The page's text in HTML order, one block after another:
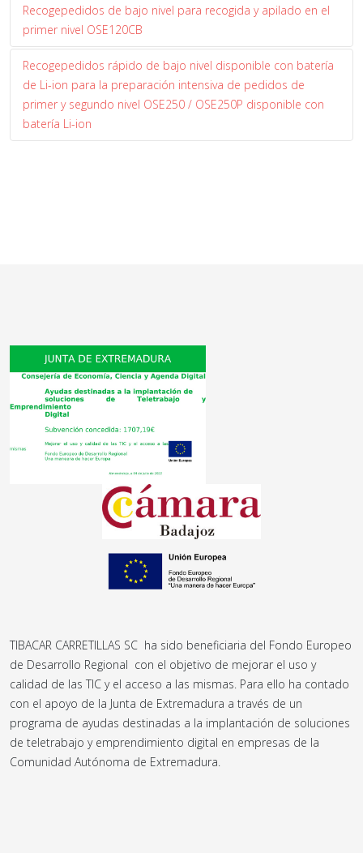
Recogepedidos de bajo nivel para recogida y apilado en el
primer nivel OSE120CB
Recogepedidos rápido de bajo nivel disponible con batería
de Li-ion para la preparación intensiva de pedidos de
primer y segundo nivel OSE250 / OSE250P disponible con
batería Li-ion
TIBACAR CARRETILLAS SC ha sido beneficiaria del Fondo Europeo
de Desarrollo Regional con el objetivo de mejorar el uso y
calidad de las TIC y el acceso a las mismas. Para ello ha contado
con el apoyo de la Junta de Extremadura a través de un
programa de ayudas destinadas a la implantación de soluciones
de teletrabajo y emprendimiento digital en empresas de la
Comunidad Autónoma de Extremadura.